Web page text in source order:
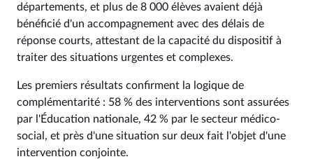
départements, et plus de 8 000 élèves avaient déjà
bénéficié d'un accompagnement avec des délais de
réponse courts, attestant de la capacité du dispositif à
traiter des situations urgentes et complexes.
Les premiers résultats confirment la logique de
complémentarité : 58 % des interventions sont assurées
par l'Éducation nationale, 42 % par le secteur médico-
social, et près d'une situation sur deux fait l'objet d'une
intervention conjointe.